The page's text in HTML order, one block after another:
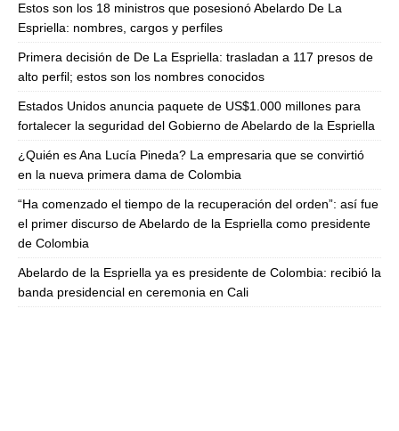
Estos son los 18 ministros que posesionó Abelardo De La
Espriella: nombres, cargos y perfiles
Primera decisión de De La Espriella: trasladan a 117 presos de
alto perfil; estos son los nombres conocidos
Estados Unidos anuncia paquete de US$1.000 millones para
fortalecer la seguridad del Gobierno de Abelardo de la Espriella
¿Quién es Ana Lucía Pineda? La empresaria que se convirtió
en la nueva primera dama de Colombia
“Ha comenzado el tiempo de la recuperación del orden”: así fue
el primer discurso de Abelardo de la Espriella como presidente
de Colombia
Abelardo de la Espriella ya es presidente de Colombia: recibió la
banda presidencial en ceremonia en Cali